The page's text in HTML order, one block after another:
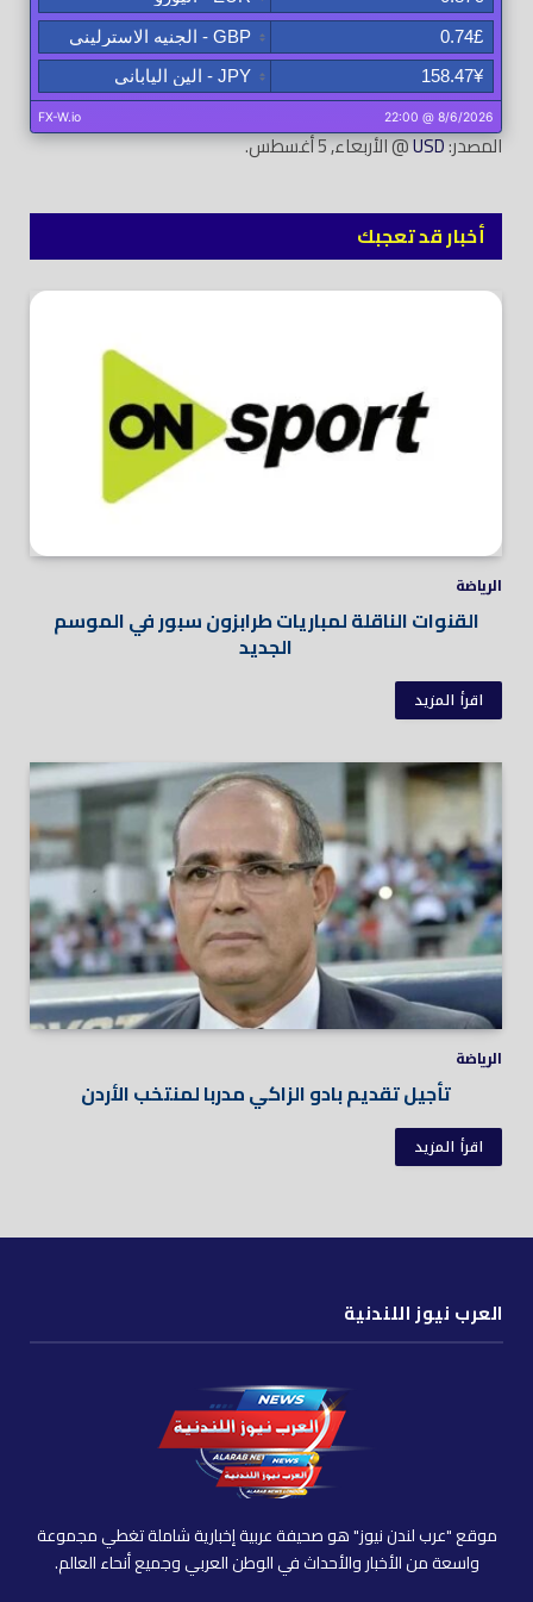
المصدر:USD@ الأربعاء, 5 أغسطس.
أخبار قد تعجبك
الرياضة
القنوات الناقلة لمباريات طرابزون سبور في الموسم
الجديد
اقرأ المزيد
الرياضة
تأجيل تقديم بادو الزاكي مدربا لمنتخب الأردن
اقرأ المزيد
العرب نيوز اللندنية
موقع "عرب لندن نيوز" هو صحيفة عربية إخبارية شاملة تغطي مجموعة
واسعة من الأخبار والأحداث في الوطن العربي وجميع أنحاء العالم.